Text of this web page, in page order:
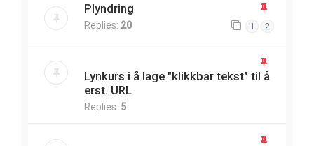
Plyndring
Replies: 20 1 2
Lynkurs i å lage "klikkbar tekst" til å
erst. URL
Replies: 5